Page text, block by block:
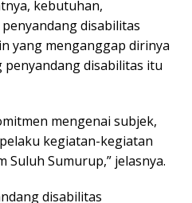
kebutuhan,
disabilitas
yang menganggap dirinya
disabilitas itu
mengenai subjek,
kegiatan-kegiatan
Suluh Sumurup,” jelasnya.
disabilitas